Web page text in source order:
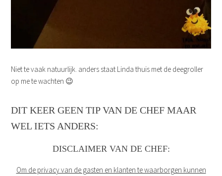
Niet te vaak natuurlijk. anders staat Linda thuis met de deegroller
op me te wachten 😉
DIT KEER GEEN TIP VAN DE CHEF MAAR
WEL IETS ANDERS:
DISCLAIMER VAN DE CHEF:
Om de privacy van de gasten en klanten te waarborgen kunnen